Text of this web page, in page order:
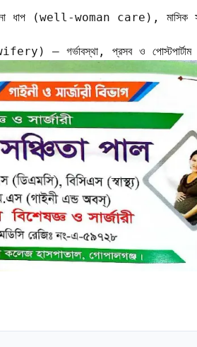
ধাপ (well‑woman care), মাসিক
— গর্ভাবস্থা, প্রসব ও পোস্টপার্টাম